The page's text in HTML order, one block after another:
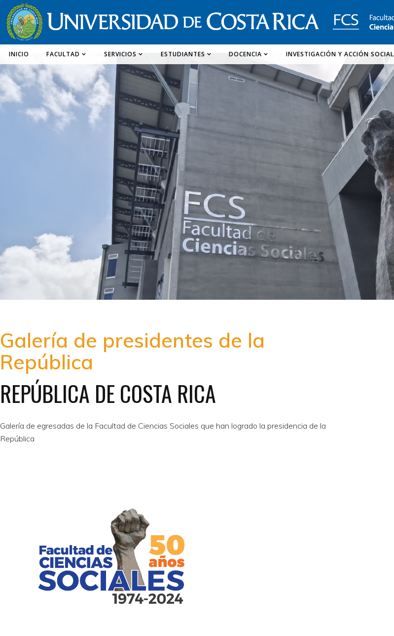
INICIO FACULTAD SERVICIOS ESTUDIANTES DOCENCIA INVESTIGACIÓN Y ACCIÓN SOCIAL
Galería de presidentes de la
República
REPÚBLICA DE COSTA RICA
Galería de egresadas de la Facultad de Ciencias Sociales que han logrado la presidencia de la
República